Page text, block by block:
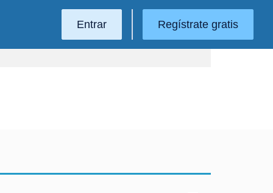
Entrar Regístrate gratis